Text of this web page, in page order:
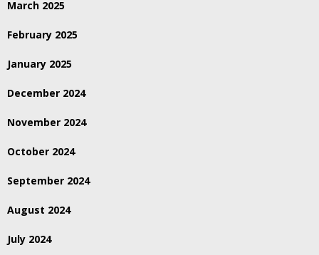
March 2025
February 2025
January 2025
December 2024
November 2024
October 2024
September 2024
August 2024
July 2024